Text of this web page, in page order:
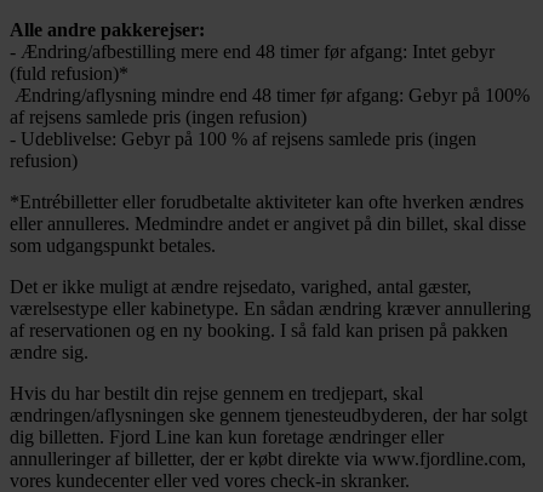
Alle andre pakkerejser:
- Ændring/afbestilling mere end 48 timer før afgang: Intet gebyr
(fuld refusion)*
Ændring/aflysning mindre end 48 timer før afgang: Gebyr på 100%
af rejsens samlede pris (ingen refusion)
- Udeblivelse: Gebyr på 100 % af rejsens samlede pris (ingen
refusion)
*Entrébilletter eller forudbetalte aktiviteter kan ofte hverken ændres
eller annulleres. Medmindre andet er angivet på din billet, skal disse
som udgangspunkt betales.
Det er ikke muligt at ændre rejsedato, varighed, antal gæster,
værelsestype eller kabinetype. En sådan ændring kræver annullering
af reservationen og en ny booking. I så fald kan prisen på pakken
ændre sig.
Hvis du har bestilt din rejse gennem en tredjepart, skal
ændringen/aflysningen ske gennem tjenesteudbyderen, der har solgt
dig billetten. Fjord Line kan kun foretage ændringer eller
annulleringer af billetter, der er købt direkte via www.fjordline.com,
vores kundecenter eller ved vores check-in skranker.